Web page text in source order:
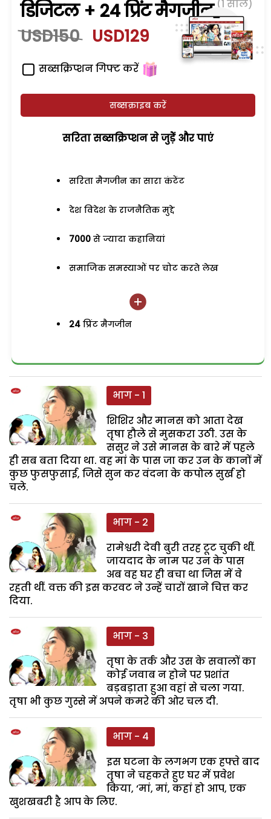
डिजिटल + 24 प्रिंट मैगजीन (1 साल)
USD150 USD129
सब्सक्रिप्शन गिफ्ट करें
सब्सक्राइब करें
सरिता सब्सक्रिप्शन से जुड़ेें और पाएं
सरिता मैगजीन का सारा कंटेंट
देश विदेश के राजनैतिक मुद्दे
7000 से ज्यादा कहानियां
समाजिक समस्याओं पर चोट करते लेख
24 प्रिंट मैगजीन
भाग - 1
शिशिर और मानस को आता देख
तृषा हौले से मुसकरा उठी. उस के
ससुर ने उसे मानस के बारे में पहले
ही सब बता दिया था. वह मां के पास जा कर उन के कानों में
कुछ फुसफुसाई, जिसे सुन कर वंदना के कपोल सुर्ख हो
चले.
भाग - 2
रामेश्वरी देवी बुरी तरह टूट चुकी थीं.
जायदाद के नाम पर उन के पास
अब वह घर ही बचा था जिस में वे
रहती थीं. वक्त की इस करवट ने उन्हें चारों खाने चित्त कर
दिया.
भाग - 3
तृषा के तर्क और उस के सवालों का
कोई जवाब न होने पर प्रशांत
बड़बड़ाता हुआ वहां से चला गया.
तृषा भी कुछ गुस्से में अपने कमरे की ओर चल दी.
भाग - 4
इस घटना के लगभग एक हफ्ते बाद
तृषा ने चहकते हुए घर में प्रवेश
किया, ‘मां, मां, कहां हो आप, एक
खुशखबरी है आप के लिए.